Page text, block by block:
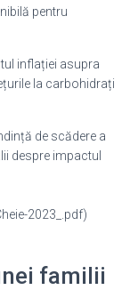
pentru
inflației asupra
la carbohidrați
de scădere a
despre impactul
2023_.pdf)
familii